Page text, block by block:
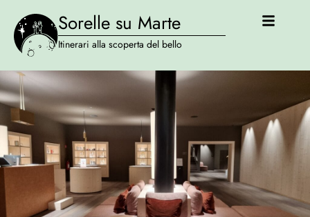
Sorelle su Marte
Itinerari alla scoperta del bello